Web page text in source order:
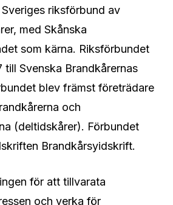
Sveriges riksförbund av
med Skånska
som kärna. Riksförbundet
till Svenska Brandkårernas
blev främst företrädare
och
(deltidskårer). Förbundet
Brandkårsyidskrift.
för att tillvarata
och verka för